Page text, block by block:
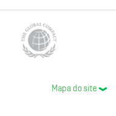
Mapa do site